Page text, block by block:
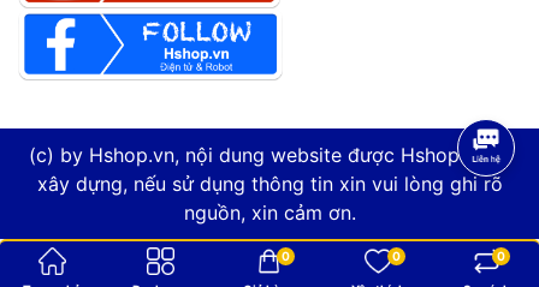
(c) by Hshop.vn, nội dung website được Hshop.vn tự
xây dựng, nếu sử dụng thông tin xin vui lòng ghi rõ
nguồn, xin cảm ơn.
0 0 0